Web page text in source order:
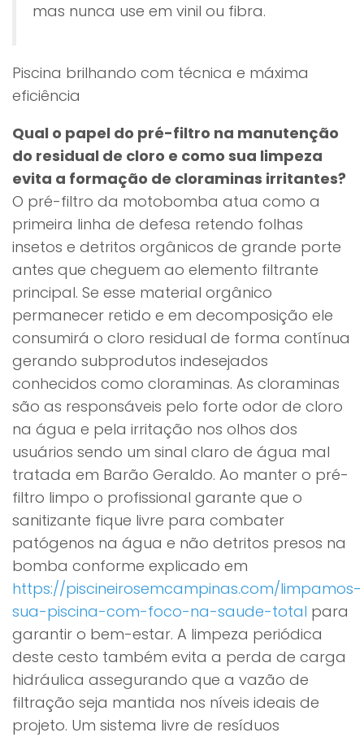
mas nunca use em vinil ou fibra.
Piscina brilhando com técnica e máxima
eficiência
Qual o papel do pré-filtro na manutenção
do residual de cloro e como sua limpeza
evita a formação de cloraminas irritantes?
O pré-filtro da motobomba atua como a
primeira linha de defesa retendo folhas
insetos e detritos orgânicos de grande porte
antes que cheguem ao elemento filtrante
principal. Se esse material orgânico
permanecer retido e em decomposição ele
consumirá o cloro residual de forma contínua
gerando subprodutos indesejados
conhecidos como cloraminas. As cloraminas
são as responsáveis pelo forte odor de cloro
na água e pela irritação nos olhos dos
usuários sendo um sinal claro de água mal
tratada em Barão Geraldo. Ao manter o pré-
filtro limpo o profissional garante que o
sanitizante fique livre para combater
patógenos na água e não detritos presos na
bomba conforme explicado em
https://piscineirosemcampinas.com/limpamos-
sua-piscina-com-foco-na-saude-total para
garantir o bem-estar. A limpeza periódica
deste cesto também evita a perda de carga
hidráulica assegurando que a vazão de
filtração seja mantida nos níveis ideais de
projeto. Um sistema livre de resíduos